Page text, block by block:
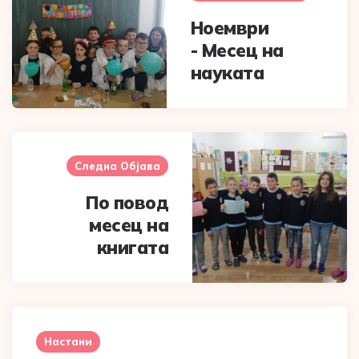
Ноември
- Месец на
науката
Следна Објава
По повод
месец на
книгата
Настани